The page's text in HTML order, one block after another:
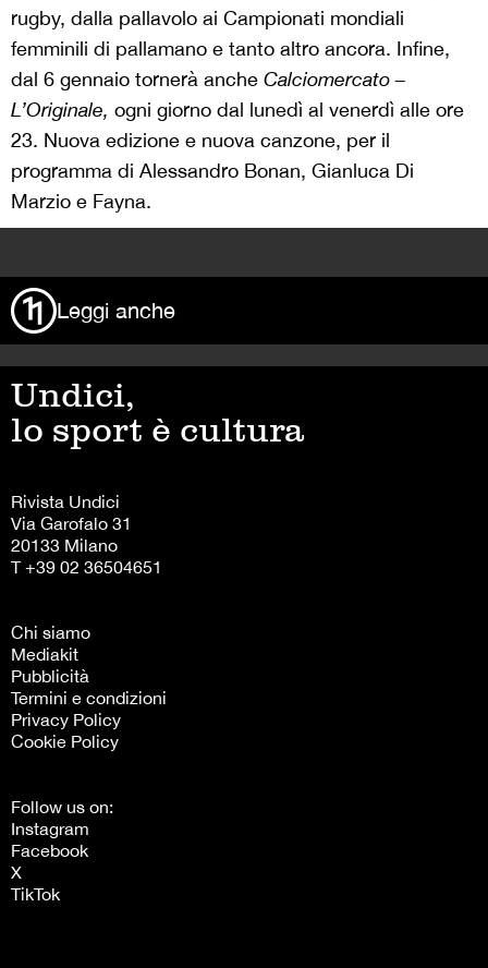
rugby, dalla pallavolo ai Campionati mondiali
femminili di pallamano e tanto altro ancora. Infine,
dal 6 gennaio tornerà anche Calciomercato –
L’Originale, ogni giorno dal lunedì al venerdì alle ore
23. Nuova edizione e nuova canzone, per il
programma di Alessandro Bonan, Gianluca Di
Marzio e Fayna.
Leggi anche
Undici,
lo sport è cultura
Rivista Undici
Via Garofalo 31
20133 Milano
T +39 02 36504651
Chi siamo
Mediakit
Pubblicità
Termini e condizioni
Privacy Policy
Cookie Policy
Follow us on:
Instagram
Facebook
X
TikTok